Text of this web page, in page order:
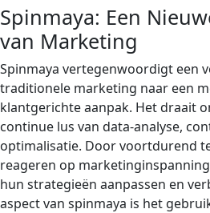
Spinmaya: Een
van Marketing
Spinmaya vertegenwoordigt een
traditionele marketing naar een
klantgerichte aanpak. Het draait
continue lus van data-analyse,
optimalisatie. Door voortdurend
reageren op
hun strategieën aanpassen en
aspect van spinmaya is het